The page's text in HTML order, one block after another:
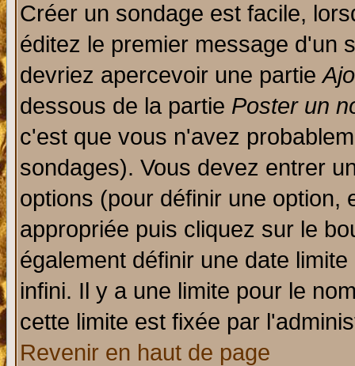
Créer un sondage est facile,
éditez le premier message d'un
devriez apercevoir une partie
dessous de la partie Poster un
c'est que vous n'avez
sondages). Vous devez entrer
options (pour définir une option,
appropriée puis cliquez sur le
également définir une date
infini. Il y a une limite pour le
cette limite est fixée par
Revenir en haut de page